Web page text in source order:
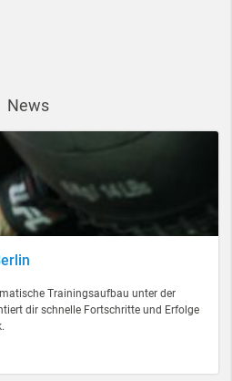
News
Trainingsaufbau unter der
dir schnelle Fortschritte und Erfolge